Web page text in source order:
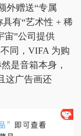
外赠送“专属
有“艺术性 + 稀
宙”公司提供
同，VIFA 为购
是音箱本身，
这广告画还